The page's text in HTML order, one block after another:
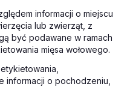
informacji o miejscu
lub zwierząt, z
być podawane w ramach
mięsa wołowego.
informacji o pochodzeniu,